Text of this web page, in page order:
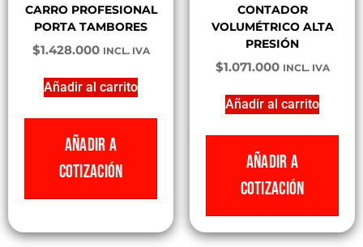
CARRO PROFESIONAL
PORTA TAMBORES
$1.428.000 INCL. IVA
Añadir al carrito
AÑADIR A
COTIZACIÓN
CONTADOR
VOLUMÉTRICO ALTA
PRESIÓN
$1.071.000 INCL. IVA
Añadir al carrito
AÑADIR A
COTIZACIÓN